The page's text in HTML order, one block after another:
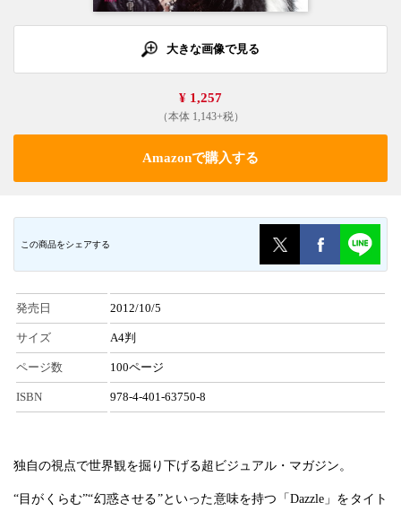
大きな画像で見る
¥ 1,257
（本体 1,143+税）
Amazonで購入する
この商品をシェアする
発売日 2012/10/5
サイズ A4判
ページ数 100ページ
ISBN 978-4-401-63750-8
独自の視点で世界観を掘り下げる超ビジュアル・マガジン。
“目がくらむ”“幻惑させる”といった意味を持つ「Dazzle」をタイト